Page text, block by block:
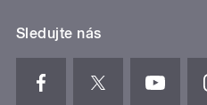
Sledujte nás